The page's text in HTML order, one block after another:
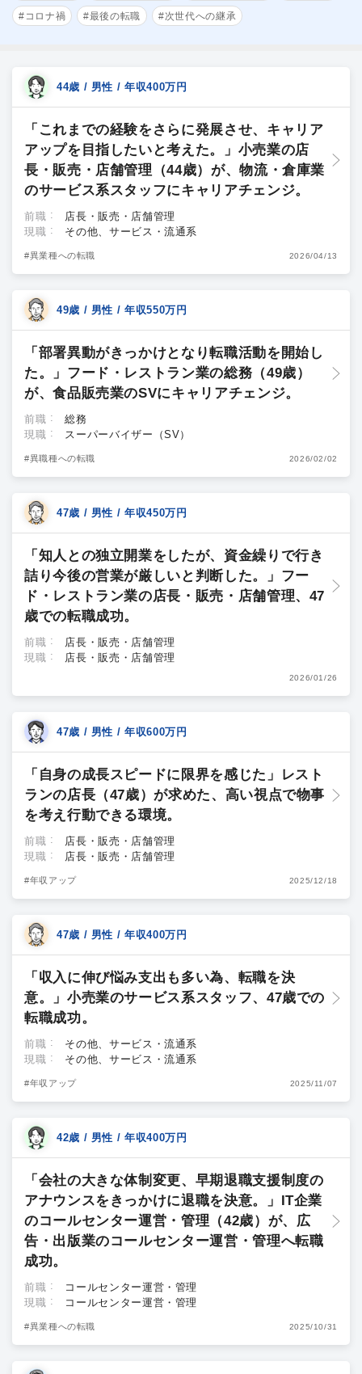
#コロナ禍 #最後の転職 #次世代への継承
44歳 / 男性 / 年収400万円
「これまでの経験をさらに発展させ、キャリア
アップを目指したいと考えた。」小売業の店
長・販売・店舗管理（44歳）が、物流・倉庫業
のサービス系スタッフにキャリアチェンジ。
前職
店長・販売・店舗管理
現職
その他、サービス・流通系
#異業種への転職 2026/04/13
49歳 / 男性 / 年収550万円
「部署異動がきっかけとなり転職活動を開始し
た。」フード・レストラン業の総務（49歳）
が、食品販売業のSVにキャリアチェンジ。
前職
総務
現職
スーパーバイザー（SV）
#異職種への転職 2026/02/02
47歳 / 男性 / 年収450万円
「知人との独立開業をしたが、資金繰りで行き
詰り今後の営業が厳しいと判断した。」フー
ド・レストラン業の店長・販売・店舗管理、47
歳での転職成功。
前職
店長・販売・店舗管理
現職
店長・販売・店舗管理
2026/01/26
47歳 / 男性 / 年収600万円
「自身の成長スピードに限界を感じた」レスト
ランの店長（47歳）が求めた、高い視点で物事
を考え行動できる環境。
前職
店長・販売・店舗管理
現職
店長・販売・店舗管理
#年収アップ 2025/12/18
47歳 / 男性 / 年収400万円
「収入に伸び悩み支出も多い為、転職を決
意。」小売業のサービス系スタッフ、47歳での
転職成功。
前職
その他、サービス・流通系
現職
その他、サービス・流通系
#年収アップ 2025/11/07
42歳 / 男性 / 年収400万円
「会社の大きな体制変更、早期退職支援制度の
アナウンスをきっかけに退職を決意。」IT企業
のコールセンター運営・管理（42歳）が、広
告・出版業のコールセンター運営・管理へ転職
成功。
前職
コールセンター運営・管理
現職
コールセンター運営・管理
#異業種への転職 2025/10/31